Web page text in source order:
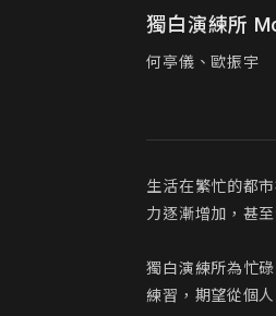
獨白演練所
何亭儀、歐振宇
生活在繁忙的都
力逐漸增加，甚
獨白演練所為忙
練習，期望從個